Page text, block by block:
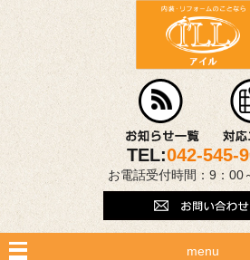
TEL:042-545-
お電話受付時間：9：00
menu